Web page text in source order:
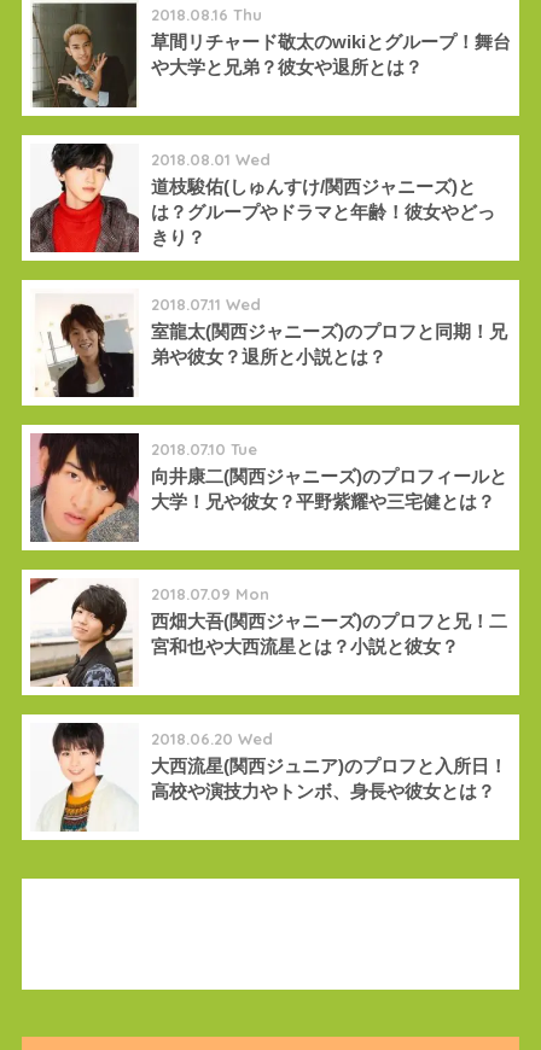
2018.08.16 Thu
草間リチャード敬太のwikiとグループ！舞台
や大学と兄弟？彼女や退所とは？
2018.08.01 Wed
道枝駿佑(しゅんすけ/関西ジャニーズ)と
は？グループやドラマと年齢！彼女やどっ
きり？
2018.07.11 Wed
室龍太(関西ジャニーズ)のプロフと同期！兄
弟や彼女？退所と小説とは？
2018.07.10 Tue
向井康二(関西ジャニーズ)のプロフィールと
大学！兄や彼女？平野紫耀や三宅健とは？
2018.07.09 Mon
西畑大吾(関西ジャニーズ)のプロフと兄！二
宮和也や大西流星とは？小説と彼女？
2018.06.20 Wed
大西流星(関西ジュニア)のプロフと入所日！
高校や演技力やトンボ、身長や彼女とは？